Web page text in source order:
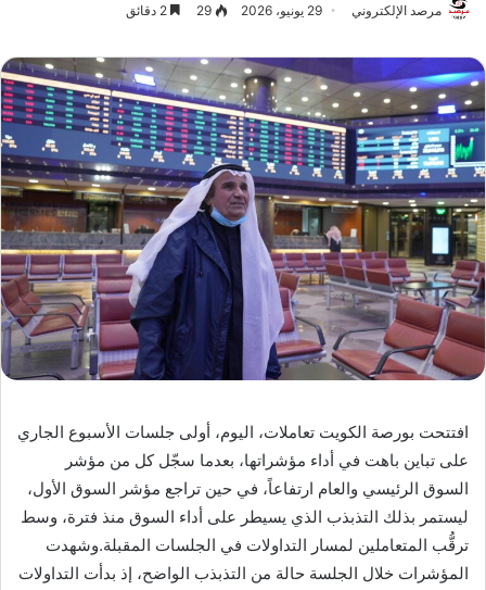
مرصد الإلكتروني 29 يونيو، 2026 29
افتتحت بورصة الكويت تعاملات، اليوم، أولى جلسات الأسبوع الجاري
على تباين باهت في أداء مؤشراتها، بعدما سجّل كل من مؤشر
السوق الرئيسي والعام ارتفاعاً، في حين تراجع مؤشر السوق الأول،
ليستمر بذلك التذبذب الذي يسيطر على أداء السوق منذ فترة، وسط
ترقُّب المتعاملين لمسار التداولات في الجلسات المقبلة.وشهدت
المؤشرات خلال الجلسة حالة من التذبذب الواضح، إذ بدأت التداولات